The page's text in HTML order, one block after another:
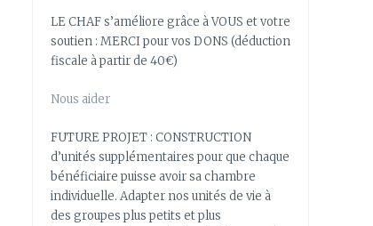
LE CHAF s’améliore grâce à VOUS et votre
soutien : MERCI pour vos DONS (déduction
fiscale à partir de 40€)
Nous aider
FUTURE PROJET : CONSTRUCTION
d’unités supplémentaires pour que chaque
bénéficiaire puisse avoir sa chambre
individuelle. Adapter nos unités de vie à
des groupes plus petits et plus